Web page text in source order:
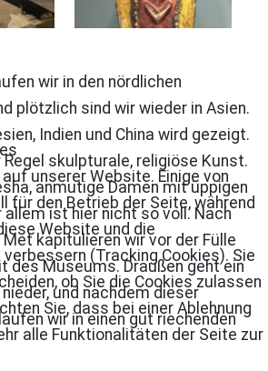
wir in den nördlichen
plötzlich sind wir wieder in Asien.
Indien und China wird gezeigt.
skulpturale, religiöse Kunst.
anmutige Damen mit üppigen
allem ist hier nicht so voll. Nach
kapitulieren wir vor der Fülle
des Museums. Draußen geht ein
und nachdem dieser
wir in einen gut riechenden
unserer Website. Einige von
für den Betrieb der Seite, während
Website und die
(Tracking Cookies). Sie
ob Sie die Cookies zulassen
Sie, dass bei einer Ablehnung
alle Funktionalitäten der Seite zur